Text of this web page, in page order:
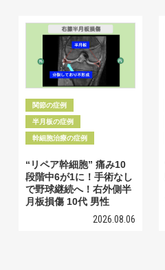
関節の症例
半月板の症例
幹細胞治療の症例
“リペア幹細胞” 痛み10
段階中6が1に！手術なし
で野球継続へ！右外側半
月板損傷 10代 男性
2026.08.06